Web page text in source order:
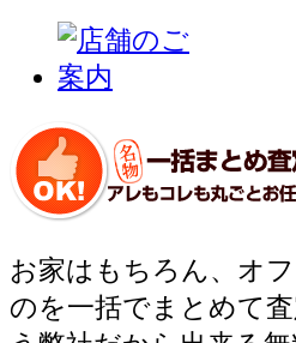
お家はもちろん、オ
のを一括でまとめて